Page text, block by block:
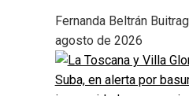
Fernanda Beltrán
agosto de 2026